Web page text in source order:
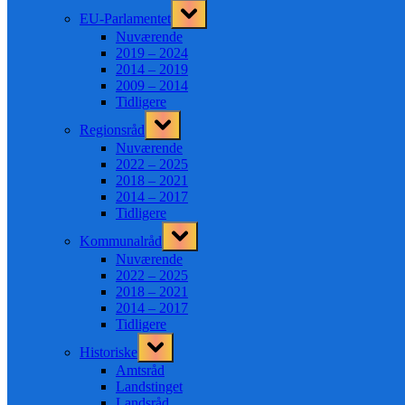
EU-Parlamentet
Toggle
sub-
menu
Nuværende
2019 – 2024
2014 – 2019
2009 – 2014
Tidligere
Regionsråd
Toggle
sub-
menu
Nuværende
2022 – 2025
2018 – 2021
2014 – 2017
Tidligere
Kommunalråd
Toggle
sub-
menu
Nuværende
2022 – 2025
2018 – 2021
2014 – 2017
Tidligere
Historiske
Toggle
sub-
menu
Amtsråd
Landstinget